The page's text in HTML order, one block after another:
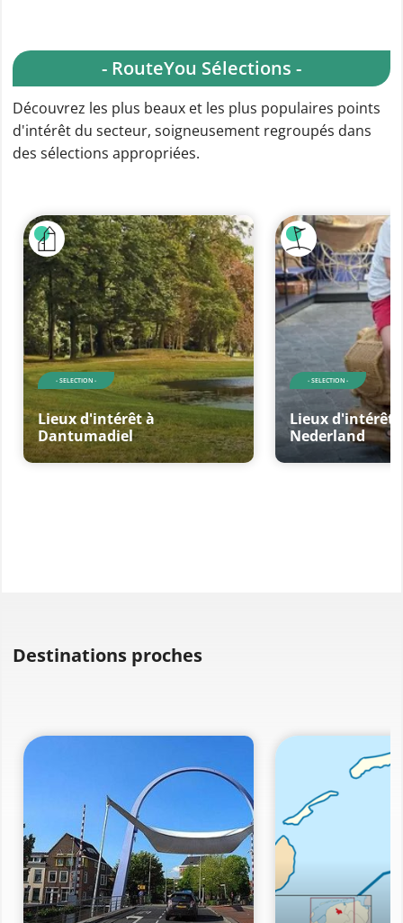
- RouteYou Sélections -
Découvrez les plus beaux et les plus populaires points
d'intérêt du secteur, soigneusement regroupés dans
des sélections appropriées.
- SELECTION -
Lieux d'intérêt à
Dantumadiel
- SELECTION -
Lieux d'intérêt
Nederland
Destinations proches